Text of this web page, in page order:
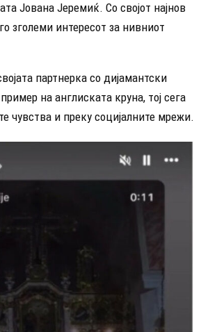
Јована Јеремиќ. Со својот најнов
зголеми интересот за нивниот
партнерка со дијамантски
на англиската круна, тој сега
чувства и преку социјалните мрежи.